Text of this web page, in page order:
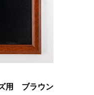
用 ブラウン